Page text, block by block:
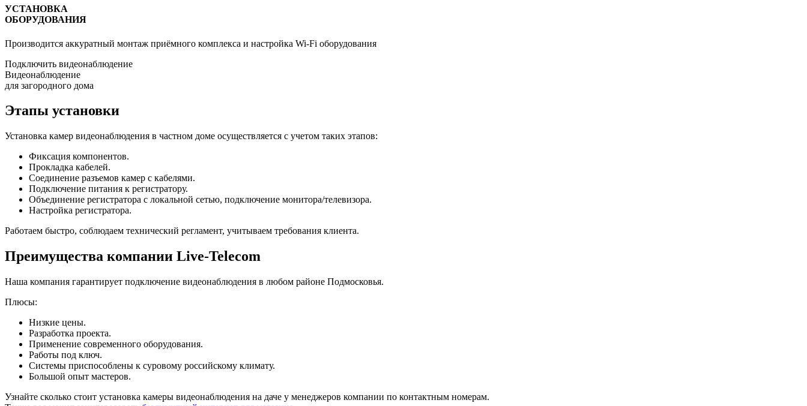
УСТАНОВКА
ОБОРУДОВАНИЯ
Производится аккуратный монтаж приёмного комплекса и настройка Wi-Fi оборудования
Подключить видеонаблюдение
Видеонаблюдение
для загородного дома
Этапы установки
Установка камер видеонаблюдения в частном доме осуществляется с учетом таких этапов:
Фиксация компонентов.
Прокладка кабелей.
Соединение разъемов камер с кабелями.
Подключение питания к регистратору.
Объединение регистратора с локальной сетью, подключение монитора/телевизора.
Настройка регистратора.
Работаем быстро, соблюдаем технический регламент, учитываем требования клиента.
Преимущества компании Live-Telecom
Наша компания гарантирует подключение видеонаблюдения в любом районе Подмосковья.
Плюсы:
Низкие цены.
Разработка проекта.
Применение современного оборудования.
Работы под ключ.
Системы приспособлены к суровому российскому климату.
Большой опыт мастеров.
Узнайте сколько стоит установка камеры видеонаблюдения на даче у менеджеров компании по контактным номерам.